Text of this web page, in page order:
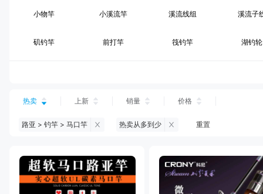
小物竿 小溪流竿 溪流线组 溪流子
矶钓竿 前打竿 筏钓竿 湖钓轮
台钓仕挂 台钓钩
钓鱼伞 台钓服饰 台钓装备
黑坑浮漂 黑坑配件 黑坑钓灯 黑坑网
黑坑饵料 马口竿 路亚竿 雷强竿
热卖 上新 销量 价格
路亚 > 钓竿 > 马口竿 热卖从多到少 重置